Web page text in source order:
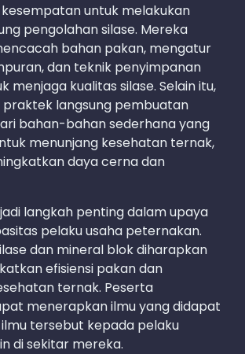
untuk melakukan
pengolahan silase. Mereka
bahan pakan, mengatur
dan teknik penyimpanan
menjaga kualitas silase. Selain itu,
praktek langsung pembuatan
bahan-bahan sederhana yang
menunjang kesehatan ternak,
daya cerna dan
langkah penting dalam upaya
pelaku usaha peternakan.
dan mineral blok diharapkan
efisiensi pakan dan
ternak. Peserta
menerapkan ilmu yang didapat
tersebut kepada pelaku
di sekitar mereka.